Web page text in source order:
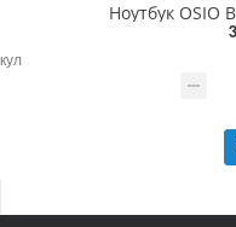
Ноутбук OSIO